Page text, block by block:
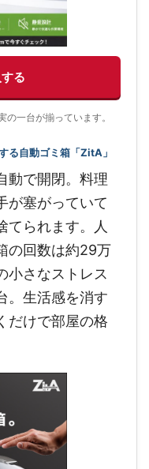
る
一台が揃っています。
る自動ゴミ箱「ZitA」
動で開閉。料理
が塞がっていて
てられます。人
の回数は約29万
さなストレス
。生活感を消す
だけで部屋の格